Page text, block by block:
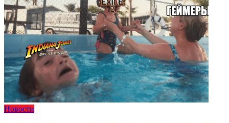
Новости